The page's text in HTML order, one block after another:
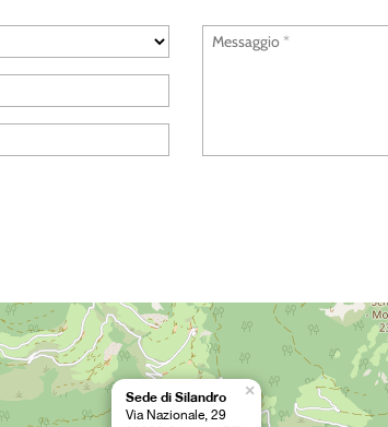
Sede di Silandro
Via Nazionale, 29
×